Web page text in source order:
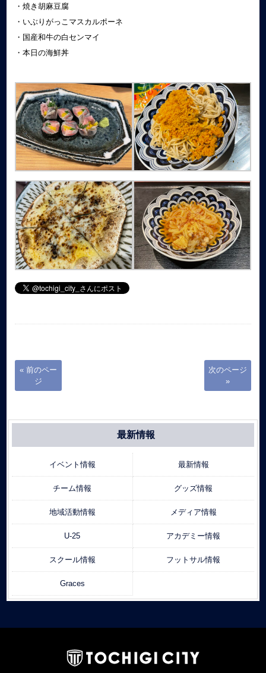
・焼き胡麻豆腐
・いぶりがっこマスカルポーネ
・国産和牛の白センマイ
・本日の海鮮丼
« 前のペー
ジ
次のページ
»
最新情報
イベント情報 最新情報
チーム情報 グッズ情報
地域活動情報 メディア情報
U-25 アカデミー情報
スクール情報 フットサル情報
Graces